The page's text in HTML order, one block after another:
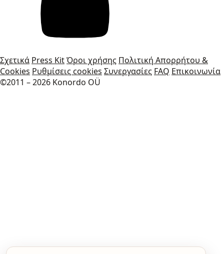
Σχετικά Press KitΌροι χρήσης Πολιτική Απορρήτου &
Cookies Ρυθμίσεις cookies Συνεργασίες FAQ Επικοινωνία
©2011 – 2026 Konordo OÜ